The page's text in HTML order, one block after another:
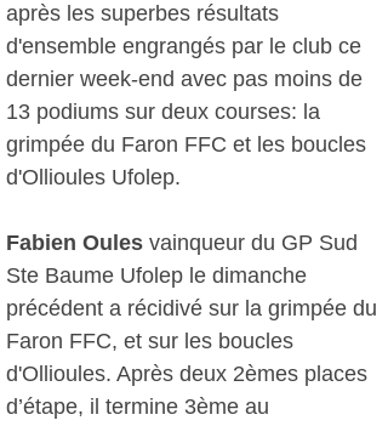
après les superbes résultats
d'ensemble engrangés par le club ce
dernier week-end avec pas moins de
13 podiums sur deux courses: la
grimpée du Faron FFC et les boucles
d'Ollioules Ufolep.
Fabien Oules vainqueur du GP Sud
Ste Baume Ufolep le dimanche
précédent a récidivé sur la grimpée du
Faron FFC, et sur les boucles
d'Ollioules. Après deux 2èmes places
d’étape, il termine 3ème au